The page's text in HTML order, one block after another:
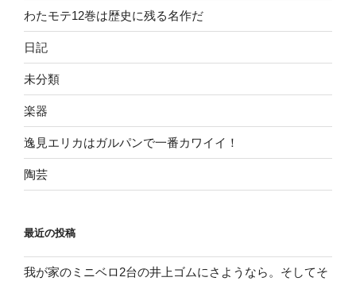
わたモテ12巻は歴史に残る名作だ
日記
未分類
楽器
逸見エリカはガルパンで一番カワイイ！
陶芸
最近の投稿
我が家のミニベロ2台の井上ゴムにさようなら。そしてそ